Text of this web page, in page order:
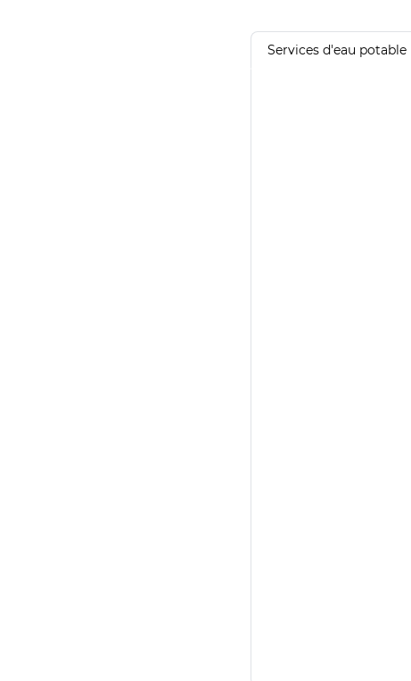
Services d'eau potable